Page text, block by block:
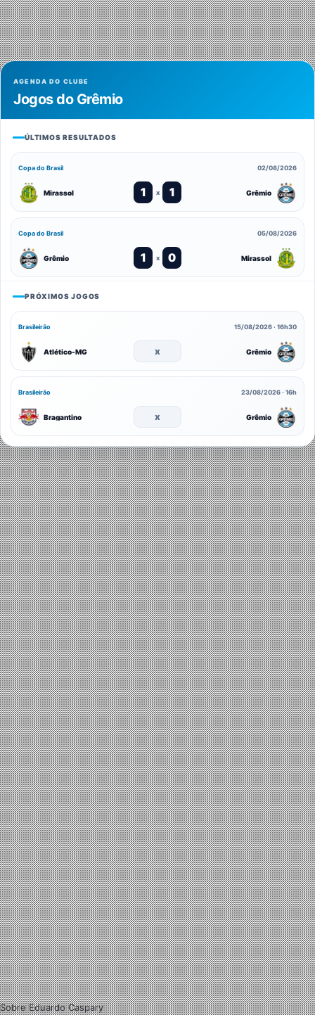
AGENDA DO CLUBE
Jogos do Grêmio
ÚLTIMOS RESULTADOS
Copa do Brasil 02/08/2026
Mirassol 1 x 1 Grêmio
Copa do Brasil 05/08/2026
Grêmio 1 x 0 Mirassol
PRÓXIMOS JOGOS
Brasileirão 15/08/2026 · 16h30
Atlético-MG x Grêmio
Brasileirão 23/08/2026 · 16h
Bragantino x Grêmio
Sobre Eduardo Caspary